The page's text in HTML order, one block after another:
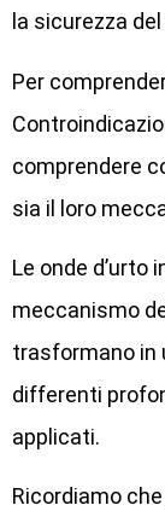
la sicurezza
Per
comprendere
sia il loro
Le onde d’urto
meccanismo
trasformano in
differenti
applicati.
Ricordiamo